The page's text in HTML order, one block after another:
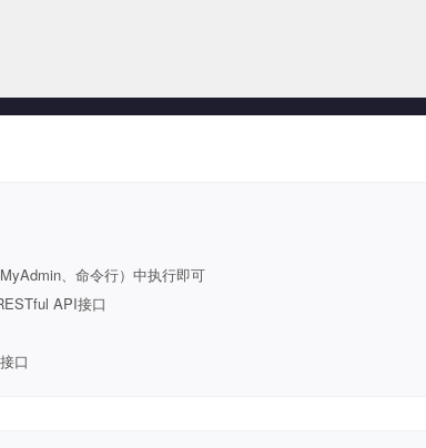
、命令行）中执行即可
API接口
口